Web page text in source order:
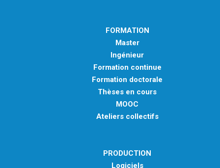
FORMATION
Master
Ingénieur
Formation continue
Formation doctorale
Thèses en cours
MOOC
Ateliers collectifs
PRODUCTION
Logiciels